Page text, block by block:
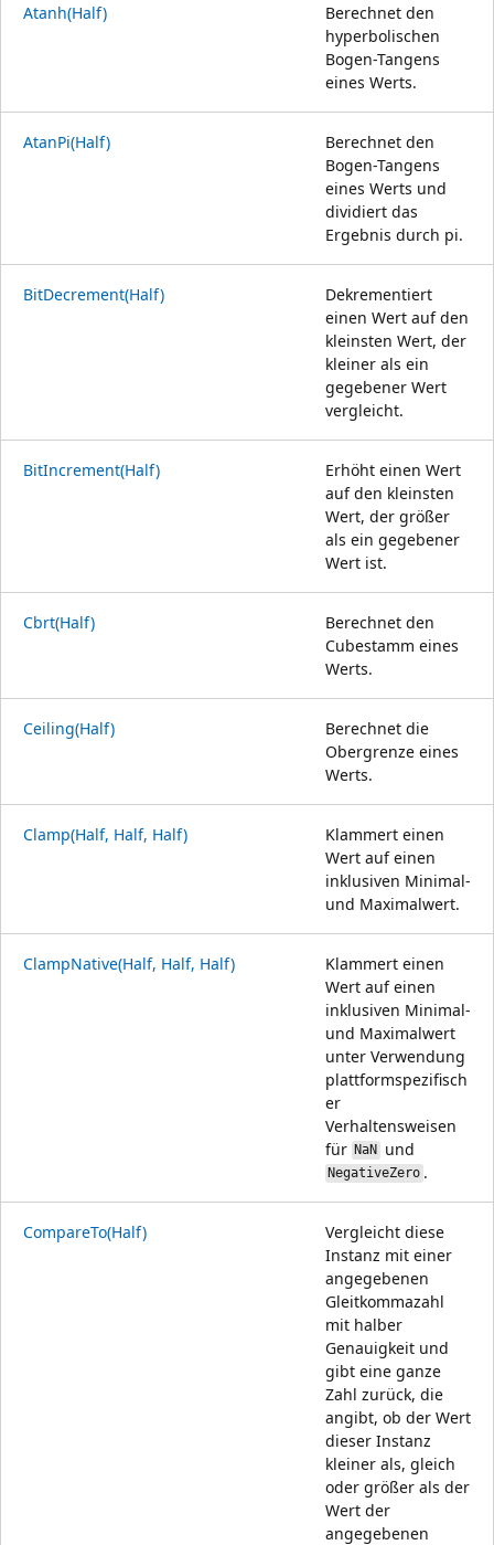
Atanh(Half)
Berechnet den
hyperbolischen
Bogen-Tangens
eines Werts.
AtanPi(Half)
Berechnet den
Bogen-Tangens
eines Werts und
dividiert das
Ergebnis durch pi.
BitDecrement(Half)
Dekrementiert
einen Wert auf den
kleinsten Wert, der
kleiner als ein
gegebener Wert
vergleicht.
BitIncrement(Half)
Erhöht einen Wert
auf den kleinsten
Wert, der größer
als ein gegebener
Wert ist.
Cbrt(Half)
Berechnet den
Cubestamm eines
Werts.
Ceiling(Half)
Berechnet die
Obergrenze eines
Werts.
Clamp(Half, Half, Half)
Klammert einen
Wert auf einen
inklusiven Minimal-
und Maximalwert.
ClampNative(Half, Half, Half)
Klammert einen
Wert auf einen
inklusiven Minimal-
und Maximalwert
unter Verwendung
plattformspezifisch
er
Verhaltensweisen
für NaN und
NegativeZero .
CompareTo(Half)
Vergleicht diese
Instanz mit einer
angegebenen
Gleitkommazahl
mit halber
Genauigkeit und
gibt eine ganze
Zahl zurück, die
angibt, ob der Wert
dieser Instanz
kleiner als, gleich
oder größer als der
Wert der
angegebenen